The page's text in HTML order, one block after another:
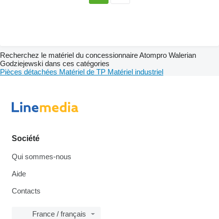
Recherchez le matériel du concessionnaire Atompro Walerian
Godziejewski dans ces catégories
Pièces détachées Matériel de TP Matériel industriel
Société
Qui sommes-nous
Aide
Contacts
France / français